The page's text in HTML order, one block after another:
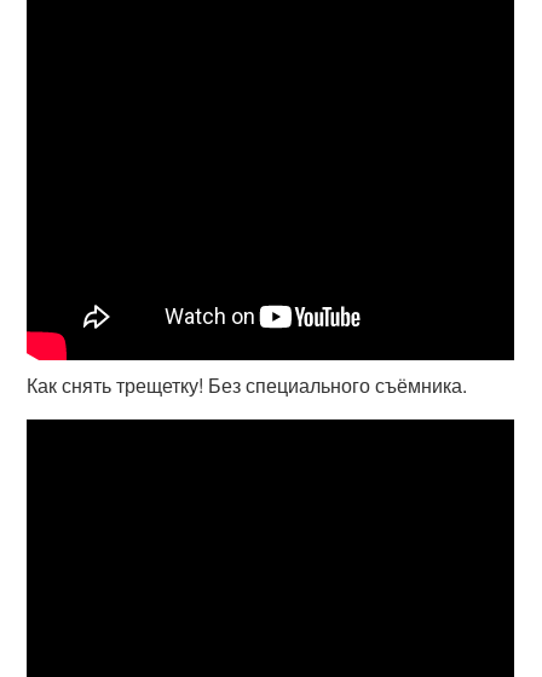
Как снять трещетку! Без специального съёмника.